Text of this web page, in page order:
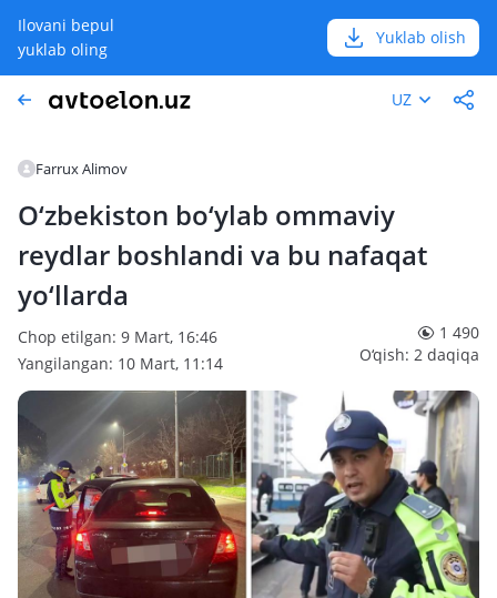
Ilovani bepul
yuklab oling
Yuklab olish
UZ
Farrux Alimov
O‘zbekiston bo‘ylab ommaviy
reydlar boshlandi va bu nafaqat
yo‘llarda
Chop etilgan: 9 Mart, 16:46
Yangilangan: 10 Mart, 11:14
1 490
O‘qish: 2 daqiqa